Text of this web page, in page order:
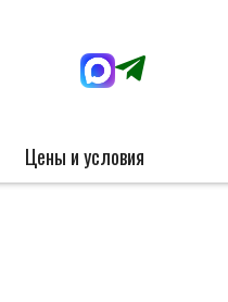
Цены и условия